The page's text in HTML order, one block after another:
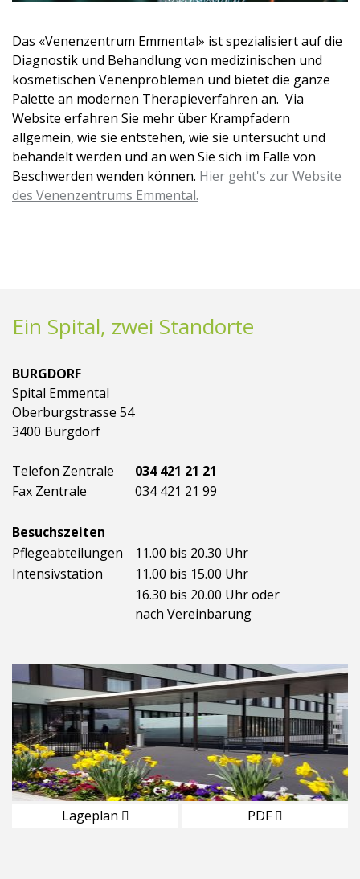
Das «Venenzentrum Emmental» ist spezialisiert auf die
Diagnostik und Behandlung von medizinischen und
kosmetischen Venenproblemen und bietet die ganze
Palette an modernen Therapieverfahren an. Via
Website erfahren Sie mehr über Krampfadern
allgemein, wie sie entstehen, wie sie untersucht und
behandelt werden und an wen Sie sich im Falle von
Beschwerden wenden können. Hier geht's zur Website
des Venenzentrums Emmental.
Ein Spital, zwei Standorte
BURGDORF
Spital Emmental
Oberburgstrasse 54
3400 Burgdorf
Telefon Zentrale
034 421 21 21
Fax Zentrale
034 421 21 99
Besuchszeiten
Pflegeabteilungen
11.00 bis 20.30 Uhr
Intensivstation
11.00 bis 15.00 Uhr
16.30 bis 20.00 Uhr oder
nach Vereinbarung
Lageplan PDF